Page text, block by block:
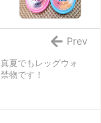
夏でもレッグウォ
物です！
Prev